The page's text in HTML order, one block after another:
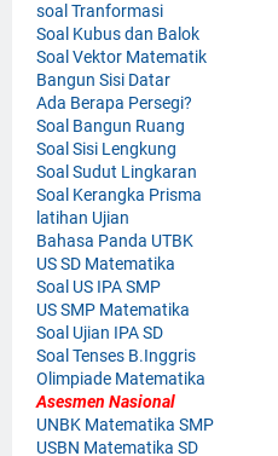
soal Tranformasi
Soal Kubus dan Balok
Soal Vektor Matematik
Bangun Sisi Datar
Ada Berapa Persegi?
Soal Bangun Ruang
Soal Sisi Lengkung
Soal Sudut Lingkaran
Soal Kerangka Prisma
latihan Ujian
Bahasa Panda UTBK
US SD Matematika
Soal US IPA SMP
US SMP Matematika
Soal Ujian IPA SD
Soal Tenses B.Inggris
Olimpiade Matematika
Asesmen Nasional
UNBK Matematika SMP
USBN Matematika SD